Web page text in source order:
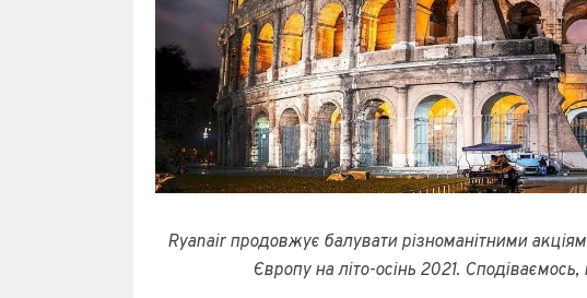
Ryanair продовжує балувати різноманітними
Європу на літо-осінь 2021.